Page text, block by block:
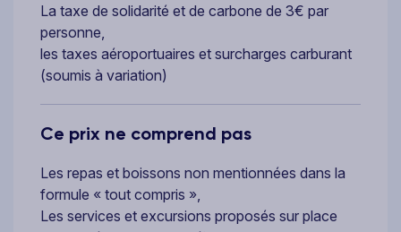
La taxe de solidarité et de carbone de 3€ par
personne,
les taxes aéroportuaires et surcharges carburant
(soumis à variation)
Ce prix ne comprend pas
Les repas et boissons non mentionnées dans la
formule « tout compris »,
Les services et excursions proposés sur place